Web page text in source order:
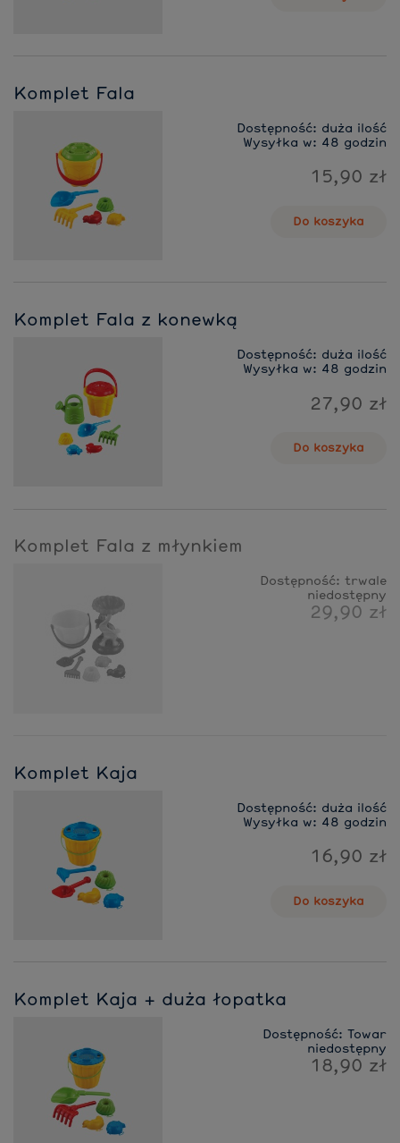
Komplet Fala
Dostępność: duża ilość
Wysyłka w: 48 godzin
15,90 zł
Do koszyka
Komplet Fala z konewką
Dostępność: duża ilość
Wysyłka w: 48 godzin
27,90 zł
Do koszyka
Komplet Fala z młynkiem
Dostępność: trwale
niedostępny
29,90 zł
Komplet Kaja
Dostępność: duża ilość
Wysyłka w: 48 godzin
16,90 zł
Do koszyka
Komplet Kaja + duża łopatka
Dostępność:
Towar
niedostępny
18,90 zł